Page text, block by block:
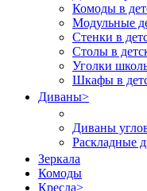
Комоды в
Модульные
Стенки в
Столы в
Уголки
Шкафы в
Диваны>
Диваны
Раскладные
Зеркала
Комоды
Кресла>